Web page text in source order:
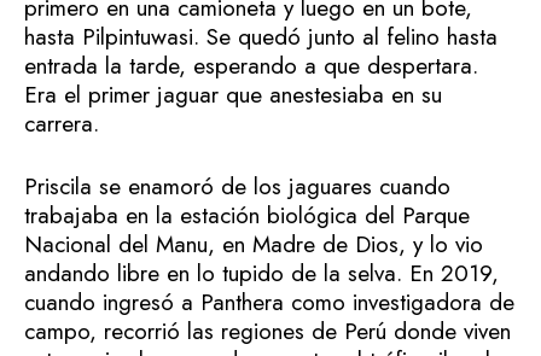
primero en una camioneta y luego en un bote,
hasta Pilpintuwasi. Se quedó junto al felino hasta
entrada la tarde, esperando a que despertara.
Era el primer jaguar que anestesiaba en su
carrera.
Priscila se enamoró de los jaguares cuando
trabajaba en la estación biológica del Parque
Nacional del Manu, en Madre de Dios, y lo vio
andando libre en lo tupido de la selva. En 2019,
cuando ingresó a Panthera como investigadora de
campo, recorrió las regiones de Perú donde viven